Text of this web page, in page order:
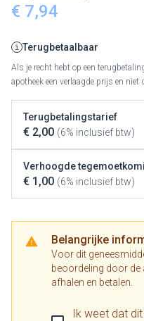
€ 7,94
Terugbetaalbaar
Als je recht hebt op een
apotheek een verlaagde prijs en
Terugbetalingstarief
€ 2,00 (6% inclusief btw)
Verhoogde
€ 1,00 (6% inclusief btw)
Belangrijke
Voor dit
beoordeling door de
afhalen en betalen.
Ik weet dat